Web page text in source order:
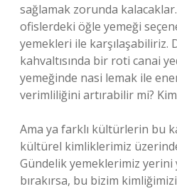
sağlamak zorunda
ofislerdeki öğle yemeği
yemekleri ile karşılaşabiliriz.
kahvaltısında bir roti canai
yemeğinde nasi lemak ile
verimliliğini artırabilir mi?
Ama ya farklı kültürlerin bu
kültürel kimliklerimiz
Gündelik yemeklerimiz yerini
bırakırsa, bu bizim